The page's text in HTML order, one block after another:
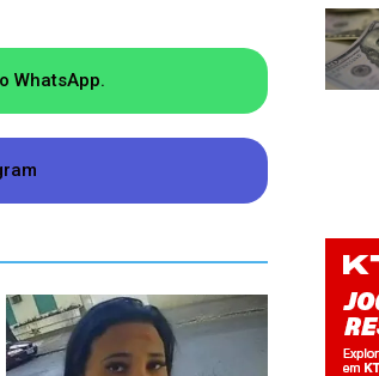
WhatsApp.